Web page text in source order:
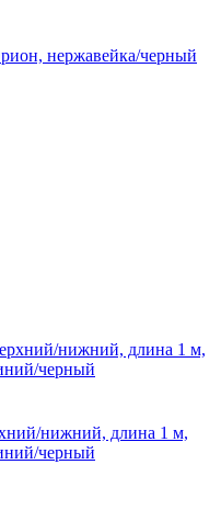
нержавейка/черный
нижний, длина 1 м,
черный